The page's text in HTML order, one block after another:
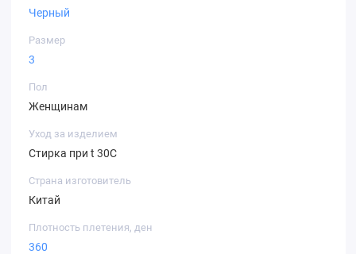
Черный
Размер
3
Пол
Женщинам
Уход за изделием
Стирка при t 30С
Страна изготовитель
Китай
Плотность плетения, ден
360